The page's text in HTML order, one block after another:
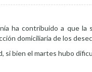
ha contribuido a que la
domiciliaria de los
si bien el martes hubo